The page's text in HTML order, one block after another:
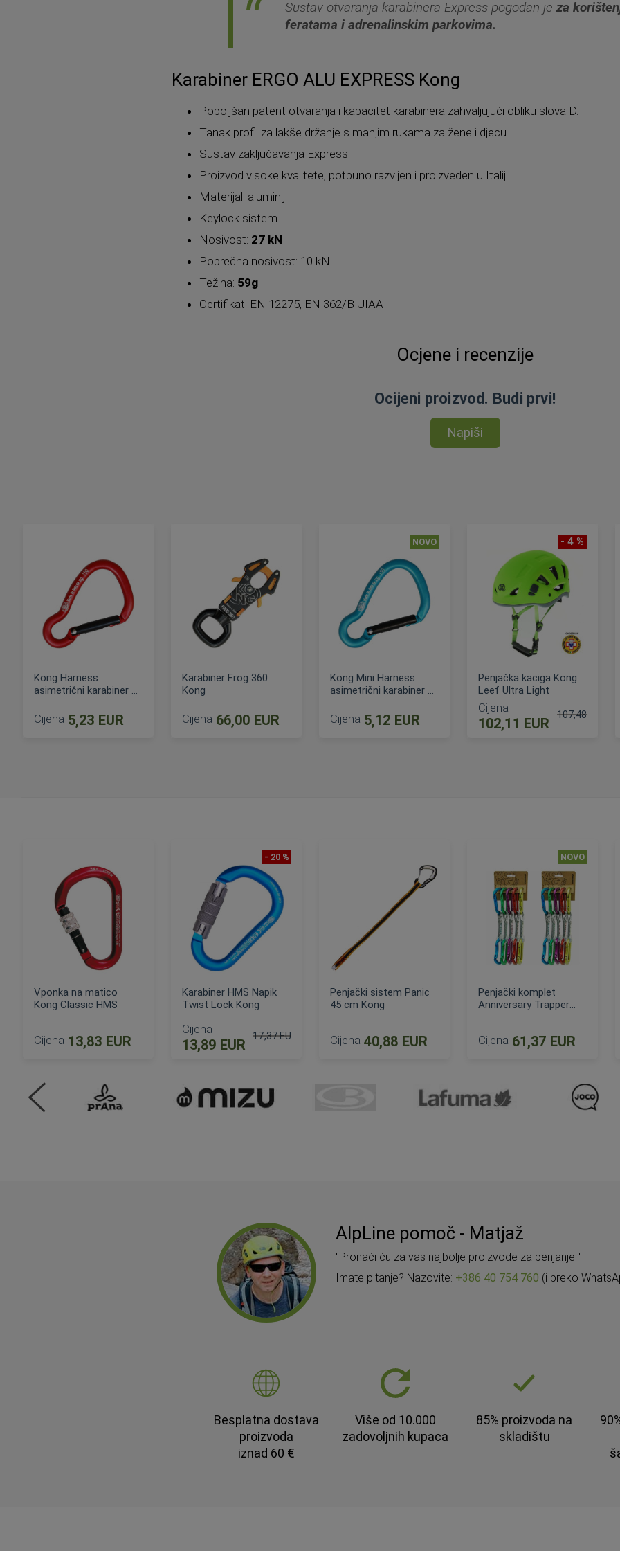
Sustav otvaranja karabinera Express pogodan jeza
feratama i adrenalinskim parkovima.
Karabiner ERGO ALU EXPRESS Kong
Poboljšan patent otvaranja i kapacitet karabinera zahvaljujući obliku slova D.
Tanak profil za lakše držanje s manjim rukama za žene i djecu
Sustav zaključavanja Express
Proizvod visoke kvalitete, potpuno razvijen i proizveden u Italiji
Materijal: aluminij
Keylock sistem
Nosivost: 27 kN
Poprečna nosivost: 10 kN
Težina: 59g
Certifikat: EN 12275, EN 362/B UIAA
Ocjene i recenzije
Ocijeni proizvod. Budi prvi!
Napiši
Kong Harness
asimetrični karabiner za
Cijena 5,23 EUR
Karabiner Frog 360
Kong
Cijena 66,00 EUR
NOVO
Kong Mini Harness
asimetrični karabiner za
Cijena 5,12 EUR
- 4 %
Penjačka kaciga Kong
Leef Ultra Light
Cijena
102,11 EUR
107,48 EUR
Vponka na matico
Kong Classic HMS
Cijena 13,83 EUR
- 20 %
Karabiner HMS Napik
Twist Lock Kong
Cijena
13,89 EUR
17,37 EUR
Penjački sistem Panic
45 cm Kong
Cijena 40,88 EUR
NOVO
Penjački komplet
Anniversary Trapper
Cijena 61,37 EUR
AlpLine pomoč - Matjaž
"Pronaći ću za vas najbolje proizvode za penjanje!"
Imate pitanje? Nazovite: +386 40 754 760 (i preko
Besplatna dostava
proizvoda
iznad 60 €
Više od 10.000
zadovoljnih kupaca
85% proizvoda na
skladištu